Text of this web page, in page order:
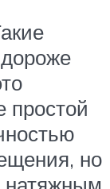
простой
но